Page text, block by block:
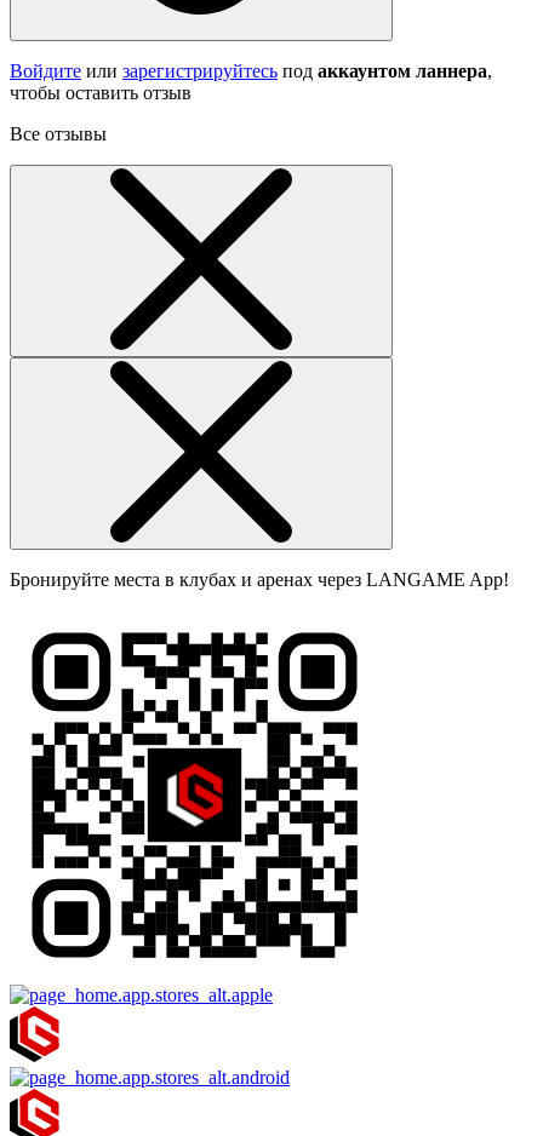
Войдите или зарегистрируйтесь под аккаунтом ланнера,
чтобы оставить отзыв
Все отзывы
Бронируйте места в клубах и аренах через LANGAME App!